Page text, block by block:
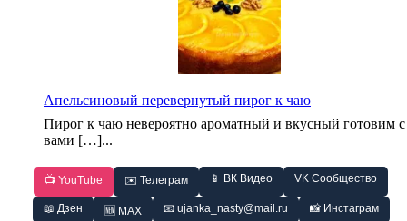
Апельсиновый перевернутый пирог к чаю
Пирог к чаю невероятно ароматный и вкусный готовим с
вами […]...
📺 YouTube ✉️ Телеграм 📱 ВК Видео VK Сообщество
📖 Дзен 🆕 MAX 📧 ujanka_nasty@mail.ru 📸 Инстаграм